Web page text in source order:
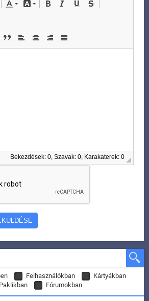
Bekezdések: 0, Szavak: 0, Karakaterek: 0
Felhasználókban
Kártyákban
Paklikban
Fórumokban